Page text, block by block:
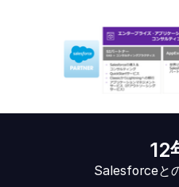
12
Salesforceと